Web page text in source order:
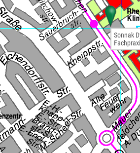
Sonnak